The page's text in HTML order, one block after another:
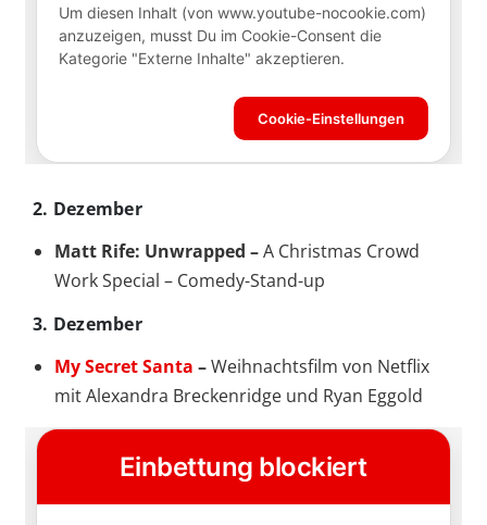
2. Dezember
Matt Rife: Unwrapped –A Christmas Crowd
Work Special – Comedy-Stand-up
3. Dezember
My Secret Santa –Weihnachtsfilm von Netflix
mit Alexandra Breckenridge und Ryan Eggold